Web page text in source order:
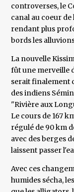
controverses, le
canal au coeur
rendant plus
bords les
La nouvelle
fût une merveille
serait finalement
des indiens
"Rivière aux
Le cours de 167
régulé de 90 km
avec des berges
laissent passer
Avec ces
humides sécha,